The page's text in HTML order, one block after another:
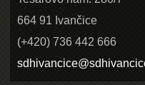
664 91 Ivančice
(+420) 736 442 666